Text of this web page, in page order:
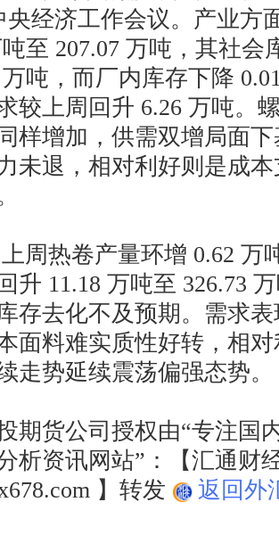
央经济工作会议。产业方
至 207.07 万吨，其社会
吨，而厂内库存下降
较上周回升 6.26 万吨。
样增加，供需双增局面
未退，相对利好则是成
热卷产量环增 0.62 万
升 11.18 万吨至 326.73
存去化不及预期。需求
面料难实质性好转，相
走势延续震荡偏强态势。
货公司授权由“专注国
析资讯网站”：【汇通财
】转发
返回外